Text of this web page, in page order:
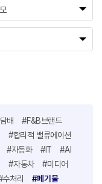
배
#F&B브랜드
#합리적 밸류에이션
#자동화 #IT
#AI
#자동차
#미디어
수처리
#폐기물